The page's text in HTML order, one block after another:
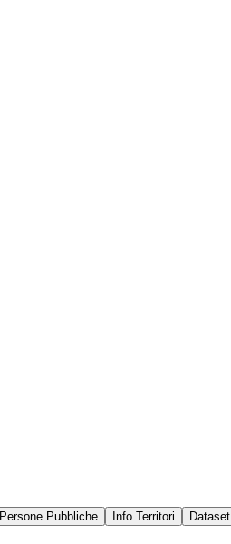
Persone Pubbliche Info Territori Dataset